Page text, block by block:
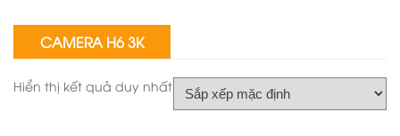
CAMERA H6 3K
Hiển thị kết quả duy nhất